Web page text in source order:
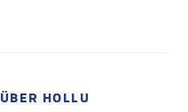
ÜBER HOLLU